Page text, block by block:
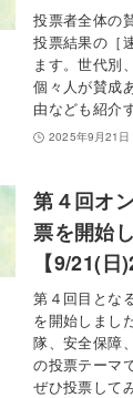
投票者全体の
投票結果の［
ます。世代別
個々人が賛成
由なども紹介
2025年9月21日
第４回オ
票を開始
【9/21(日
第４回目とな
を開始しまし
隊、安全保障
の投票テーマ
ぜひ投票して